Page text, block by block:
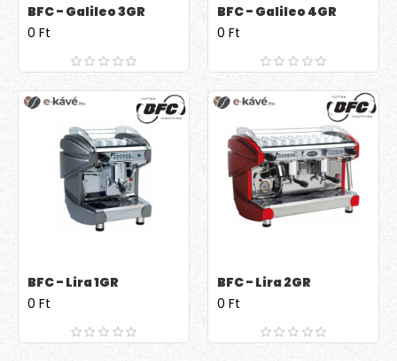
BFC - Galileo 3GR
0 Ft
BFC - Galileo 4GR
0 Ft
BFC - Lira 1GR
0 Ft
BFC - Lira 2GR
0 Ft